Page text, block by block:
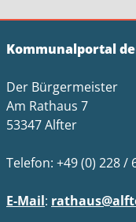
Kommunalportal
Der Bürgermeister
Am Rathaus 7
53347 Alfter
Telefon: +49 (0) 228 /
E-Mail: